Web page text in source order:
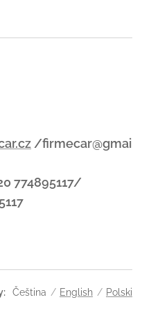
/firmecar@gmai
774895117/
Čeština English Polski